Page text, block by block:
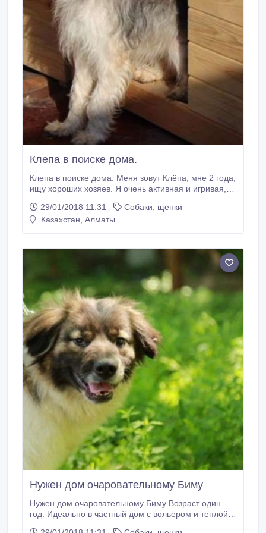
Клепа в поиске дома.
Клепа в поиске дома. Меня зовут Клёпа, мне 2 года,
ищу хороших хозяев. Я очень активная и игривая,
заниматься уверяю, этого не будет, очень ласковая
и любвеобильная. У меня средней длинны шерсть,
29/01/2018 11:31
Собаки, щенки
Казахстан, Алматы
Нужен дом очаровательному Биму
Нужен дом очаровательному Биму Возраст один
год. Идеально в частный дом с вольером и теплой